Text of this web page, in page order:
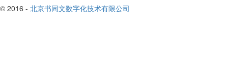
© 2016 - 北京书同文数字化技术有限公司